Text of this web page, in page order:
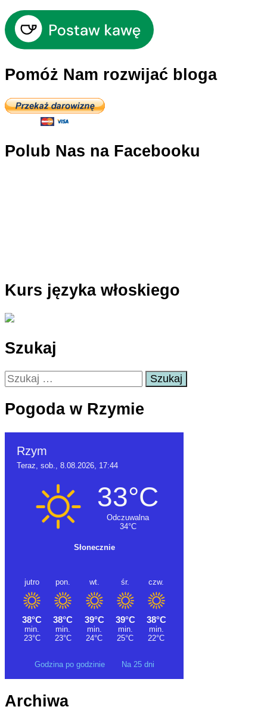
Pomóż Nam rozwijać bloga
Polub Nas na Facebooku
Kurs języka włoskiego
Szukaj
Szukaj:
Pogoda w Rzymie
Godzina po godzinie Na 25 dni
Archiwa